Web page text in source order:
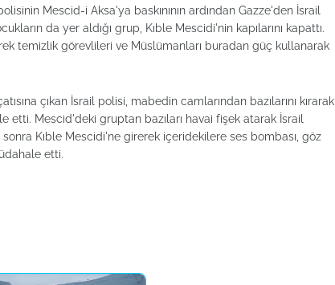
Mescid-i Aksa'ya baskınının ardından Gazze'den İsrail
da yer aldığı grup, Kıble Mescidi'nin kapılarını kapattı.
temizlik görevlileri ve Müslümanları buradan güç kullanarak
çıkan İsrail polisi, mabedin camlarından bazılarını kırarak
etti. Mescid'deki gruptan bazıları havai fişek atarak İsrail
Kıble Mescidi'ne girerek içeridekilere ses bombası, göz
etti.